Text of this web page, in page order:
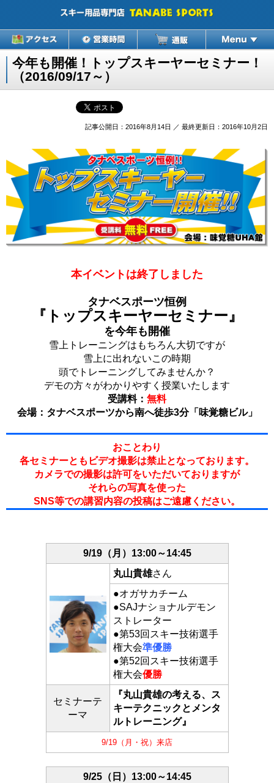
今年も開催！トップスキーヤーセミナー！
（2016/09/17～）
記事公開日：2016年8月14日 ／ 最終更新日：2016年10月2日
本イベントは終了しました
タナベスポーツ恒例
『トップスキーヤーセミナー』
を今年も開催
雪上トレーニングはもちろん大切ですが
雪上に出れないこの時期
頭でトレーニングしてみませんか？
デモの方々がわかりやすく授業いたします
受講料： 無料
会場：タナベスポーツから南へ徒歩3分「味覚糖ビル」
おことわり
各セミナーともビデオ撮影は禁止となっております。
カメラでの撮影は許可をいただいておりますが
それらの写真を使った
SNS等での講習内容の投稿はご遠慮ください。
9/19（月） 13:00～14:45
丸山貴雄さん
●オガサカチーム
●SAJナショナルデモン
ストレーター
●第53回スキー技術選手
権大会準優勝
●第52回スキー技術選手
権大会優勝
セミナーテ
ーマ
『丸山貴雄の考える、ス
キーテクニックとメンタ
ルトレーニング』
9/19（月・祝）来店
9/25（日）13:00～14:45